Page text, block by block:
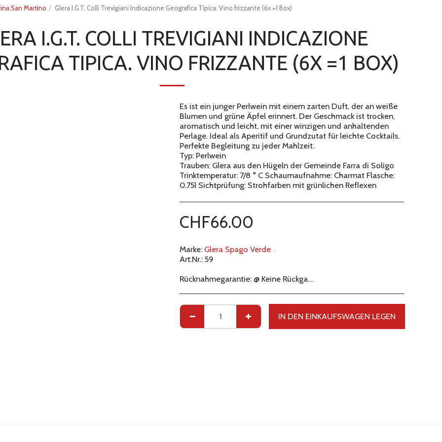
San Martino Glera I.G.T. Colli Trevigiani Indicazione Geografica Tipica. Vino frizzante (6x =1 Box)
I.G.T. COLLI TREVIGIANI INDICAZIONE
TIPICA. VINO FRIZZANTE (6X =1 BOX)
Es ist ein junger Perlwein mit einem zarten Duft, der an weiße
Blumen und grüne Äpfel erinnert. Der Geschmack ist trocken,
aromatisch und leicht, mit einer winzigen und anhaltenden
Perlage. Ideal als Aperitif und Grundzutat für leichte Cocktails.
Perfekte Begleitung zu jeder Mahlzeit.
Typ: Perlwein
Trauben: Glera aus den Hügeln der Gemeinde Farra di Soligo
Trinktemperatur: 7/8 ° C Schaumaufnahme: Charmat Flasche:
0,75l Sichtprüfung: Strohfarben mit grünlichen Reflexen
CHF66.00
Marke: Glera Spago Verde
Art.Nr.: 59
Rücknahmegarantie: @ Keine Rückgabe. Kein Umtausch @ Nicht versichert: Wir versenden per internationalem Kurier. Die meisten internationalen Kuriere bieten keine Alkoholversicherung an. Ihr Paket ist nicht gegen Beschädigung, Verlust oder Diebstahl versichert. @No VAT Refunds: Wir können keine Schweizer Mehrwertsteuer abziehen. Wir sind nicht verantwortlich für die lokale Mehrwertsteuer oder die Einfuhrsteuern, die Ihnen nach Erhalt Ihrer Lieferung möglicherweise auferlegt werden.
IN DEN EINKAUFSWAGEN LEGEN